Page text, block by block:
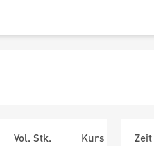
Vol. Stk.
Kurs
Zeit